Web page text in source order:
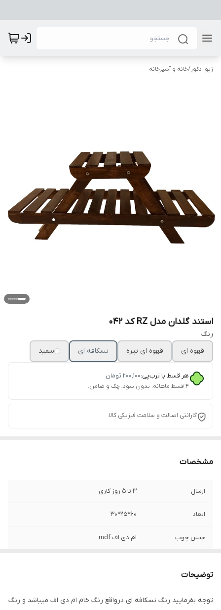
ژیوا دکور/خانه و آشپزخانه
استند گلدان مدل RZ کد 042
رنگ
قهوه ای
قهوه ای تیره نسکافه ای سفید
هر قسط با ترب‌پی:۲۰۰٬۱۰۰ تومان
۴ قسط ماهانه. بدون سود، چک و ضامن.
گارانتی اصالت و سلامت فیزیکی کالا
مشخصات
ارسال 3 تا 5 روز کاری
ابعاد 60*25*30
جنس چوب ام دی اف mdf
توضیحات
توجه بفرمایید رنگ نسکافه ای درواقع رنگ خام ام دی اف میباشد و رنگ